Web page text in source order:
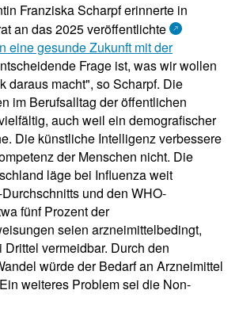
Franziska Scharpf erinnerte in
an das 2025 veröffentlichte
eine gesunde Zukunft mit der
Frage ist, was wir wollen
daraus macht", so Scharpf. Die
im Berufsalltag der öffentlichen
auch weil ein demografischer
Die künstliche Intelligenz verbessere
der Menschen nicht. Die
läge bei Influenza weit
und den WHO-
fünf Prozent der
seien arzneimittelbedingt,
vermeidbar. Durch den
würde der Bedarf an Arzneimittel
weiteres Problem sei die Non-